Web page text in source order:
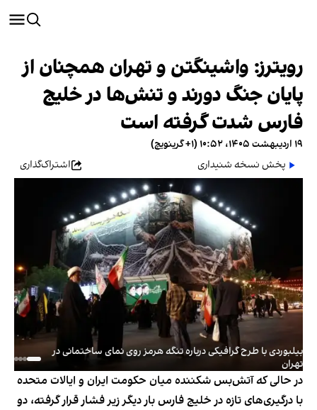
رویترز: واشینگتن و تهران همچنان از
پایان جنگ دورند و تنش‌ها در خلیج
فارس شدت گرفته است
۱۹ اردیبهشت ۱۴۰۵، ۱۰:۵۲ (‎+۱ گرینویچ)
پخش نسخه شنیداری
اشتراک‌گذاری
بیلبوردی با طرح گرافیکی درباره تنگه هرمز روی نمای ساختمانی در
تهران
در حالی که آتش‌بس شکننده میان حکومت ایران و ایالات متحده
با درگیری‌های تازه در خلیج فارس بار دیگر زیر فشار قرار گرفته، دو